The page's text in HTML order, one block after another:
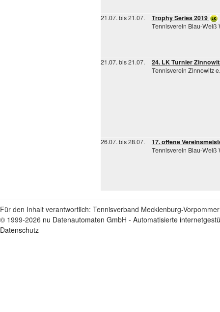
21.07. bis 21.07.
Trophy Series 2019
Tennisverein Blau-Weiß
21.07. bis 21.07.
24. LK Turnier
Tennisverein Zinnowitz
26.07. bis 28.07.
17. offene
Tennisverein Blau-Weiß
Für den Inhalt verantwortlich: Tennisverband Mecklenburg-
© 1999-2026 nu Datenautomaten GmbH - Automatisierte
Datenschutz